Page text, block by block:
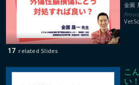
01:47:03
金園
17 related Slides
こ
い